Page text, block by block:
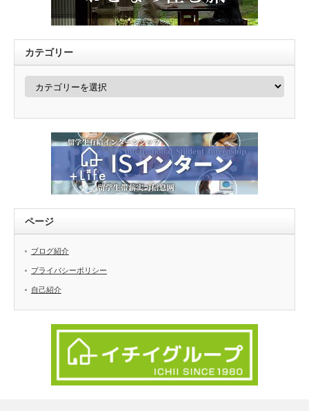
カテゴリー
カ
ー
ページ
ブログ紹介
プライバシーポリシー
自己紹介